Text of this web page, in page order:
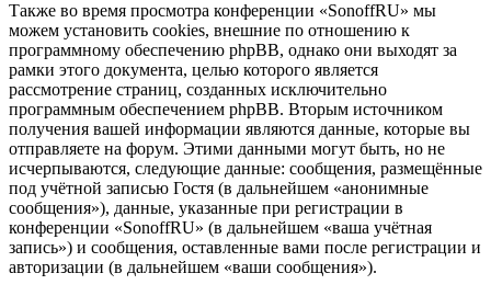
Также во время просмотра конференции «SonoffRU» мы
можем установить cookies, внешние по отношению к
программному обеспечению phpBB, однако они выходят за
рамки этого документа, целью которого является
рассмотрение страниц, созданных исключительно
программным обеспечением phpBB. Вторым источником
получения вашей информации являются данные, которые вы
отправляете на форум. Этими данными могут быть, но не
исчерпываются, следующие данные: сообщения, размещённые
под учётной записью Гостя (в дальнейшем «анонимные
сообщения»), данные, указанные при регистрации в
конференции «SonoffRU» (в дальнейшем «ваша учётная
запись») и сообщения, оставленные вами после регистрации и
авторизации (в дальнейшем «ваши сообщения»).